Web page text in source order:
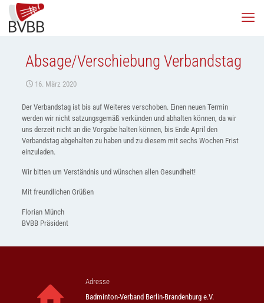
Absage/Verschiebung Verbandstag
16. März 2020
Der Verbandstag ist bis auf Weiteres verschoben. Einen neuen Termin
werden wir nicht satzungsgemäß verkünden und abhalten können, da wir
uns derzeit nicht an die Vorgabe halten können, bis Ende April den
Verbandstag abgehalten zu haben und zu diesem mit sechs Wochen Frist
einzuladen.
Wir bitten um Verständnis und wünschen allen Gesundheit!
Mit freundlichen Grüßen
Florian Münch
BVBB Präsident
Adresse
Badminton-Verband Berlin-Brandenburg e.V.